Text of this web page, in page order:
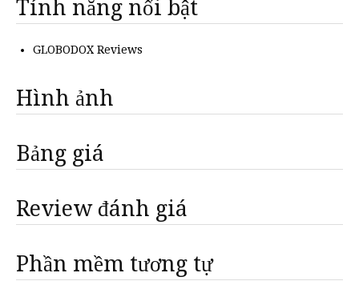
Tính năng nổi bật
GLOBODOX Reviews
Hình ảnh
Bảng giá
Review đánh giá
Phần mềm tương tự